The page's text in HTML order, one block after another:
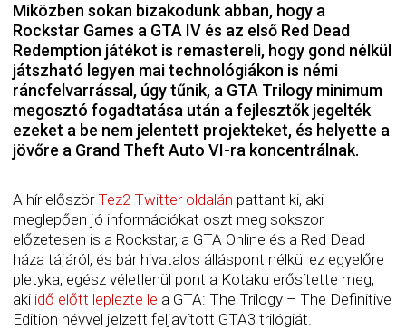
Miközben sokan bizakodunk abban, hogy a
Rockstar Games a GTA IV és az első Red Dead
Redemption játékot is remastereli, hogy gond nélkül
játszható legyen mai technológiákon is némi
ráncfelvarrással, úgy tűnik, a GTA Trilogy minimum
megosztó fogadtatása után a fejlesztők jegelték
ezeket a be nem jelentett projekteket, és helyette a
jövőre a Grand Theft Auto VI-ra koncentrálnak.
A hír előszörTez2 Twitter oldalán pattant ki, aki
meglepően jó információkat oszt meg sokszor
előzetesen is a Rockstar, a GTA Online és a Red Dead
háza tájáról, és bár hivatalos álláspont nélkül ez egyelőre
pletyka, egész véletlenül pont a Kotaku erősítette meg,
aki idő előtt leplezte le a GTA: The Trilogy – The Definitive
Edition névvel jelzett feljavított GTA3 trilógiát.